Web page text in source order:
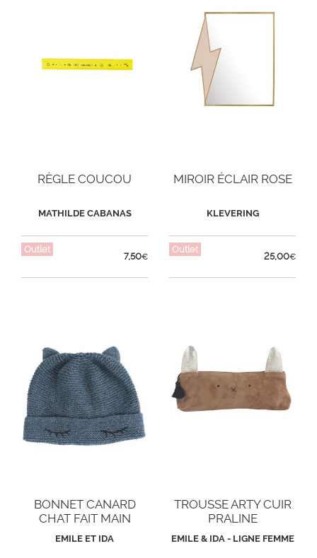
RÈGLE COUCOU
MATHILDE CABANAS
Outlet
7,50€
MIROIR ÉCLAIR ROSE
KLEVERING
Outlet
25,00€
BONNET CANARD
CHAT FAIT MAIN
EMILE ET IDA
TROUSSE ARTY CUIR
PRALINE
EMILE & IDA - LIGNE FEMME